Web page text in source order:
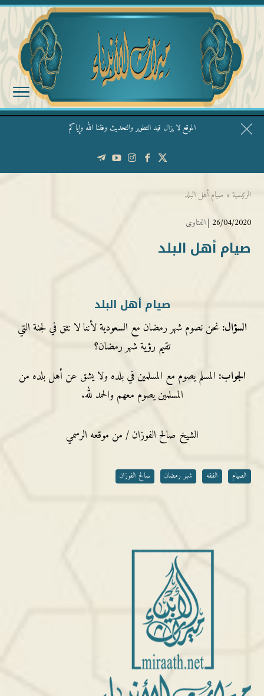
الموقع لا يزال قيد التطوير والتحديث وفقنا الله وإياكم
قال الشيخ ربيع وفقه الله: نحن ليس عندنا تقديس الأشخاص
الرئيسية » صيام أهل البلد
26/04/2020 | الفتاوى
صيام أهل البلد
صيام أهل البلد
السؤال: نحن نصوم شهر رمضان مع السعودية لأننا لا نثق في لجنة التي
تقيم رؤية شهر رمضان؟
الجواب: المسلم يصوم مع المسلمين في بلده ولا يشق عن أهل بلده من
المسلمين يصوم معهم والحمد لله.
الشيخ صالح الفوزان / من موقعه الرسمي
الصيام الفقه شهر رمضان صالح الفوزان